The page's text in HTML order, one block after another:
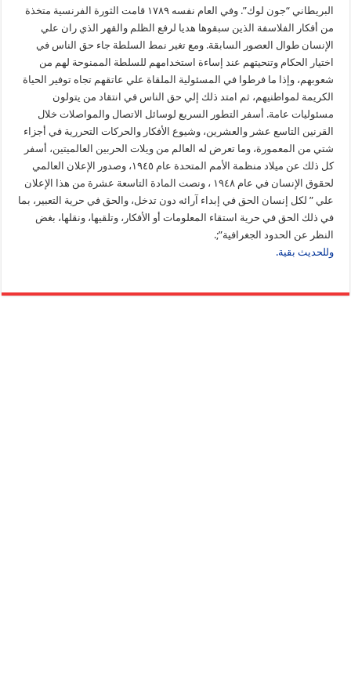
البريطاني “جون لوك”. وفي العام نفسه ١٧٨٩ قامت الثورة الفرنسية متخذة
من أفكار الفلاسفة الذين سبقوها هديا لرفع الظلم والقهر الذي ران علي
الإنسان طوال العصور السابقة. ومع تغير نمط السلطة جاء حق الناس في
اختيار الحكام وتنحيتهم عند إساءة استخدامهم للسلطة الممنوحة لهم من
شعوبهم، وإذا ما فرطوا في المسئولية الملقاة علي عاتقهم تجاه توفير الحياة
الكريمة لمواطنيهم، ثم امتد ذلك إلي حق الناس في انتقاد من يتولون
مسئوليات عامة. أسفر التطور السريع لوسائل الاتصال والمواصلات خلال
القرنين التاسع عشر والعشرين، وشيوع الأفكار والحركات التحررية في أجزاء
شتي من المعمورة، وما تعرض له العالم من ويلات الحربين العالميتين، أسفر
كل ذلك عن ميلاد منظمة الأمم المتحدة عام ١٩٤٥، وصدور الإعلان العالمي
لحقوق الإنسان في عام ١٩٤٨ ، ونصت المادة التاسعة عشرة من هذا الإعلان
علي ” لكل إنسان الحق في إبداء آرائه دون تدخل، والحق في حرية التعبير، بما
في ذلك الحق في حرية استقاء المعلومات أو الأفكار، وتلقيها، ونقلها، بغض
النظر عن الحدود الجغرافية”;.
وللحديث بقية.